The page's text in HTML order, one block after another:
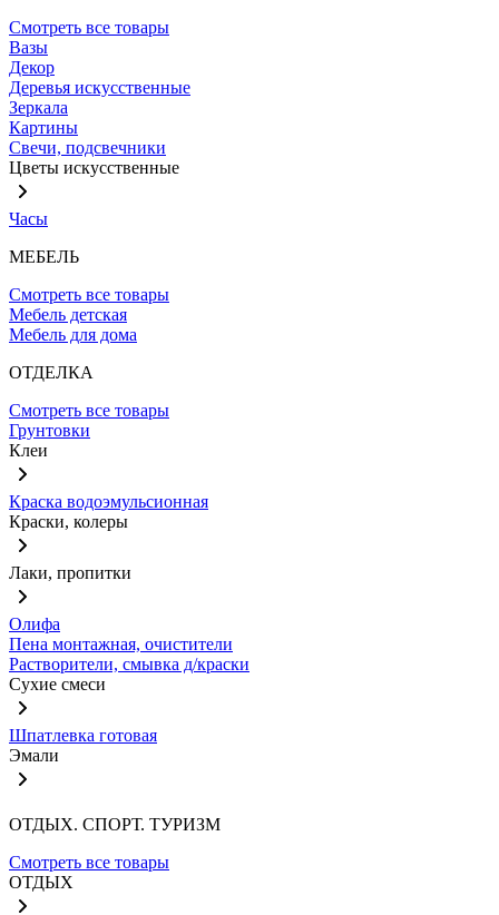
Смотреть все товары
Вазы
Декор
Деревья искусственные
Зеркала
Картины
Свечи, подсвечники
Цветы искусственные
Часы
МЕБЕЛЬ
Смотреть все товары
Мебель детская
Мебель для дома
ОТДЕЛКА
Смотреть все товары
Грунтовки
Клеи
Краска водоэмульсионная
Краски, колеры
Лаки, пропитки
Олифа
Пена монтажная, очистители
Растворители, смывка д/краски
Сухие смеси
Шпатлевка готовая
Эмали
ОТДЫХ. СПОРТ. ТУРИЗМ
Смотреть все товары
ОТДЫХ